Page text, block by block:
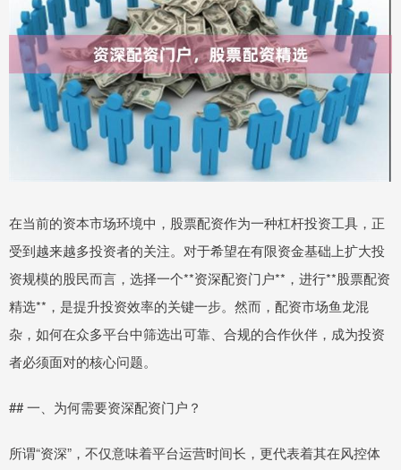
在当前的资本市场环境中，股票配资作为一种杠杆投资工具，正
受到越来越多投资者的关注。对于希望在有限资金基础上扩大投
资规模的股民而言，选择一个**资深配资门户**，进行**股票配资
精选**，是提升投资效率的关键一步。然而，配资市场鱼龙混
杂，如何在众多平台中筛选出可靠、合规的合作伙伴，成为投资
者必须面对的核心问题。
## 一、为何需要资深配资门户？
所谓“资深”，不仅意味着平台运营时间长，更代表着其在风控体